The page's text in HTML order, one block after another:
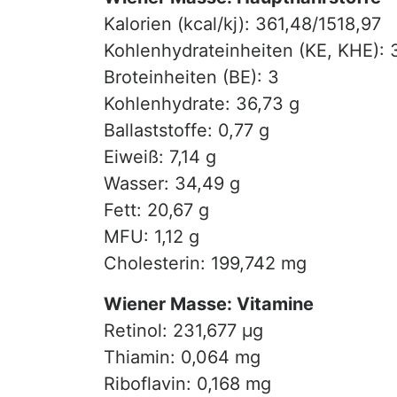
Kalorien (kcal/kj): 361,48/1518,97
Kohlenhydrateinheiten (KE, KHE):
Broteinheiten (BE): 3
Kohlenhydrate: 36,73 g
Ballaststoffe: 0,77 g
Eiweiß: 7,14 g
Wasser: 34,49 g
Fett: 20,67 g
MFU: 1,12 g
Cholesterin: 199,742 mg
Wiener Masse: Vitamine
Retinol: 231,677 µg
Thiamin: 0,064 mg
Riboflavin: 0,168 mg